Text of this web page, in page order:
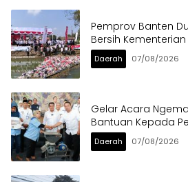
Pemprov Banten
Bersih
Daerah 07/08/2026
Gelar Acara
Bantuan Kepada
Daerah 07/08/2026